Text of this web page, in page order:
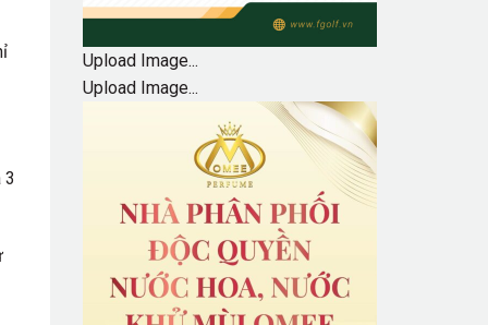
3
Upload Image...
Upload Image...